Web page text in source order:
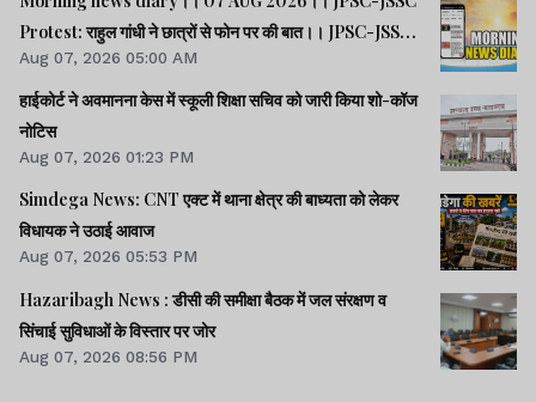
Protest: राहुल गांधी ने छात्रों से फोन पर की बात।। JPSC-JSSC
आंदोलन: छात्र प्रतिनिधि अपनी मांगों पर अड़े।। ACB ने नेक्सजेन के
CEO से पूछा- विनय चौबे को कितने पैसे दिए।। समेत कई खबरें व
वीडियो.
Aug 07, 2026 05:00 AM
हाईकोर्ट ने अवमानना केस में स्कूली शिक्षा सचिव को जारी किया शो-कॉज
नोटिस
Aug 07, 2026 01:23 PM
Simdega News: CNT एक्ट में थाना क्षेत्र की बाध्यता को लेकर
विधायक ने उठाई आवाज
Aug 07, 2026 05:53 PM
Hazaribagh News : डीसी की समीक्षा बैठक में जल संरक्षण व
सिंचाई सुविधाओं के विस्तार पर जोर
Aug 07, 2026 08:56 PM